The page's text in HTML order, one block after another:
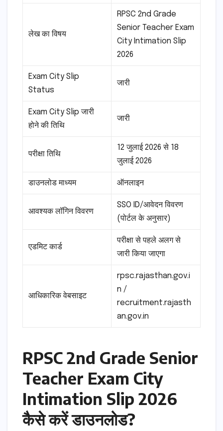
लेख का विषय
RPSC 2nd Grade
Senior Teacher Exam
City Intimation Slip
2026
Exam City Slip
Status
जारी
Exam City Slip जारी
होने की तिथि
जारी
परीक्षा तिथि
12 जुलाई 2026 से 18
जुलाई 2026
डाउनलोड माध्यम ऑनलाइन
आवश्यक लॉगिन विवरण
SSO ID/आवेदन विवरण
(पोर्टल के अनुसार)
एडमिट कार्ड
परीक्षा से पहले अलग से
जारी किया जाएगा
आधिकारिक वेबसाइट
rpsc.rajasthan.gov.i
n /
recruitment.rajasth
an.gov.in
RPSC 2nd Grade Senior
Teacher Exam City
Intimation Slip 2026
कैसे करें डाउनलोड?